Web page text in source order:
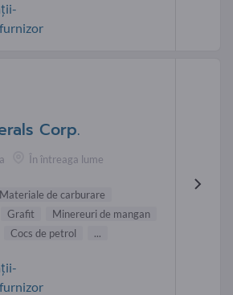
Corp.
În întreaga lume
Materiale de carburare
Grafit
Minereuri de mangan
Cocs de petrol ...